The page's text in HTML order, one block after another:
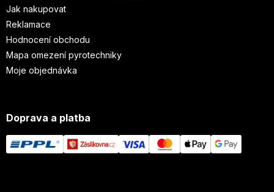
Jak nakupovat
Reklamace
Hodnocení obchodu
Mapa omezení pyrotechniky
Moje objednávka
Doprava a platba